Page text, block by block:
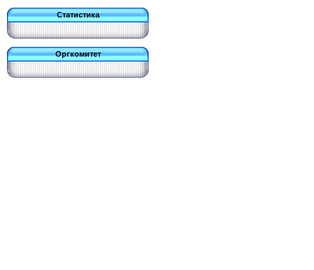
Статистика
Оргкомитет